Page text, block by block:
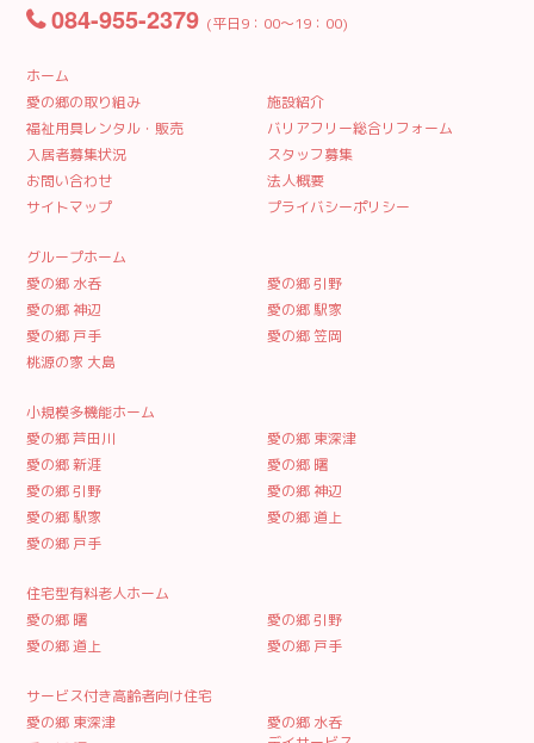
084-955-2379 (平日9：00〜19：00)
ホーム
愛の郷の取り組み
施設紹介
福祉用具レンタル・販売
バリアフリー総合リフォーム
入居者募集状況
スタッフ募集
お問い合わせ
法人概要
サイトマップ
プライバシーポリシー
グループホーム
愛の郷 水呑
愛の郷 引野
愛の郷 神辺
愛の郷 駅家
愛の郷 戸手
愛の郷 笠岡
桃源の家 大島
小規模多機能ホーム
愛の郷 芦田川
愛の郷 東深津
愛の郷 新涯
愛の郷 曙
愛の郷 引野
愛の郷 神辺
愛の郷 駅家
愛の郷 道上
愛の郷 戸手
住宅型有料老人ホーム
愛の郷 曙
愛の郷 引野
愛の郷 道上
愛の郷 戸手
サービス付き高齢者向け住宅
愛の郷 東深津
愛の郷 水呑